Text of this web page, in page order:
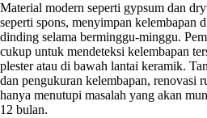
Material modern seperti gypsum dan
seperti spons, menyimpan kelembapan
dinding selama berminggu-minggu.
cukup untuk mendeteksi kelembapan
plester atau di bawah lantai keramik.
dan pengukuran kelembapan, renovasi
hanya menutupi masalah yang akan
12 bulan.